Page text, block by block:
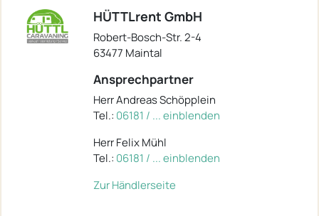
HÜTTLrent GmbH
Robert-Bosch-Str. 2-4
63477 Maintal
Ansprechpartner
Herr Andreas Schöpplein
Tel.: 06181 / ... einblenden
Herr Felix Mühl
Tel.: 06181 / ... einblenden
Zur Händlerseite